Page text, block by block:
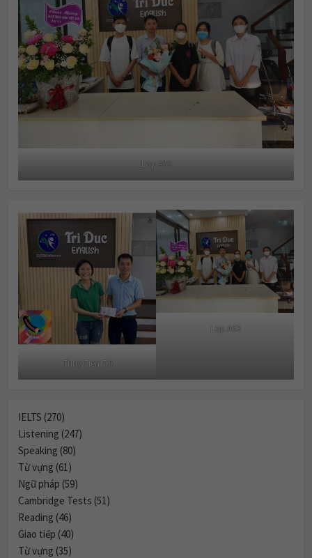
Lop A63
Thuy Tien 7.0
Lop A63
IELTS (270)
Listening (247)
Speaking (80)
Từ vựng (61)
Ngữ pháp (59)
Cambridge Tests (51)
Reading (46)
Giao tiếp (40)
Từ vựng (35)